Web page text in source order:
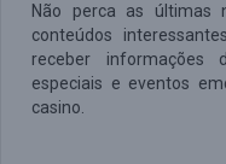
Não perca as últimas
conteúdos
receber informações
especiais e eventos
casino.